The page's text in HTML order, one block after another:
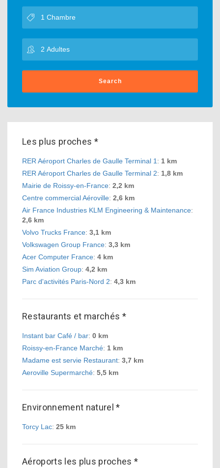
Search
Les plus proches *
RER Aéroport Charles de Gaulle Terminal 1 : 1 km
RER Aéroport Charles de Gaulle Terminal 2: 1,8 km
Mairie de Roissy-en-France: 2,2 km
Centre commercial Aéroville: 2,6 km
Air France Industries KLM Engineering & Maintenance:
2,6 km
Volvo Trucks France: 3,1 km
Volkswagen Group France: 3,3 km
Acer Computer France: 4 km
Sim Aviation Group: 4,2 km
Parc d'activités Paris-Nord 2: 4,3 km
Restaurants et marchés *
Instant bar Café / bar: 0 km
Roissy-en-France Marché: 1 km
Madame est servie Restaurant: 3,7 km
Aeroville Supermarché: 5,5 km
Environnement naturel *
Torcy Lac: 25 km
Aéroports les plus proches *